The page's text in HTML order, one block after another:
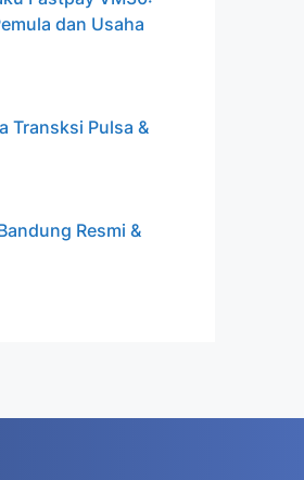
dan Usaha
Transksi Pulsa &
Resmi &